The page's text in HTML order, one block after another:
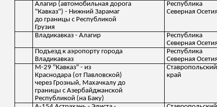
Алагир (автомобильная дорога
"Кавказ") - Нижний Зарамаг
до границы с Республикой
Грузия
Республика
Северная
Владикавказ - Алагир
Республика
Северная
Подъезд к аэропорту города
Владикавказ
Республика
Северная
М-29 "Кавказ" - из
Краснодара (от Павловской)
через Грозный, Махачкалу до
границы с Азербайджанской
Республикой (на Баку)
Ставропольский
край